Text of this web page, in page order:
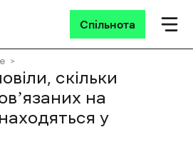
Спільнота
скільки
на
у